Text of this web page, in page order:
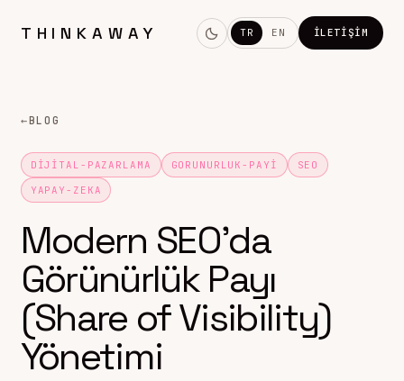
THINKAWAY TR EN İLETIŞIM
←BLOG
DIJITAL-PAZARLAMA GORUNURLUK-PAYI
SEO
YAPAY-ZEKA
Modern SEO’da
Görünürlük Payı
(Share of Visibility)
Yönetimi